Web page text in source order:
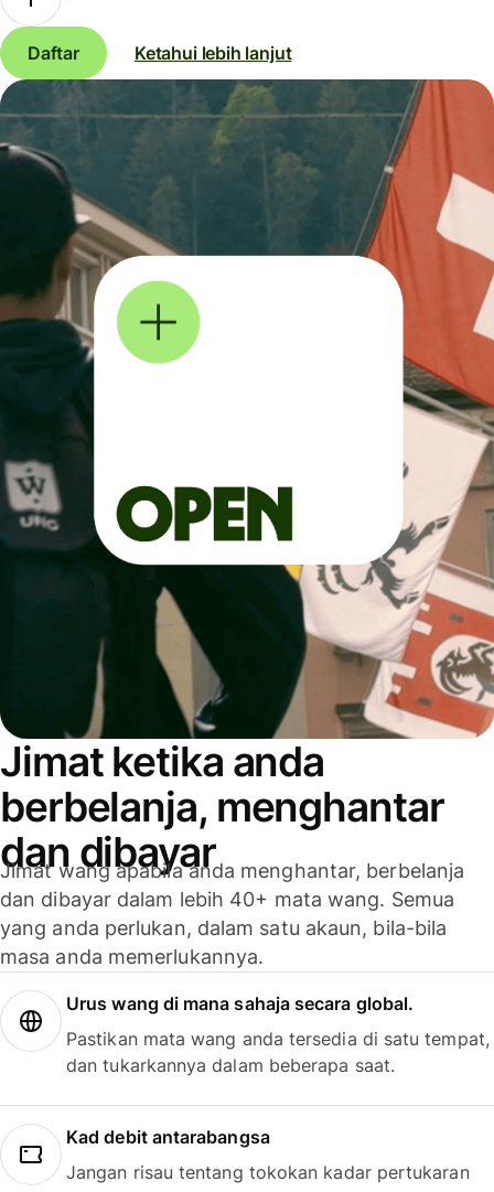
Daftar Ketahui lebih lanjut
Jimat ketika anda
berbelanja, menghantar
dan dibayar
Jimat wang apabila anda menghantar, berbelanja
dan dibayar dalam lebih 40+ mata wang. Semua
yang anda perlukan, dalam satu akaun, bila-bila
masa anda memerlukannya.
Urus wang di mana sahaja secara global.
Pastikan mata wang anda tersedia di satu tempat,
dan tukarkannya dalam beberapa saat.
Kad debit antarabangsa
Jangan risau tentang tokokan kadar pertukaran